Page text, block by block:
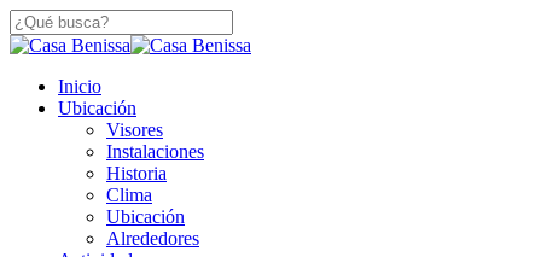
Saltar
a
principal
Cerca
Búsqueda
búsqueda
Menú
Inicio
Ubicación
Visores
Instalaciones
Historia
Clima
Ubicación
Alrededores